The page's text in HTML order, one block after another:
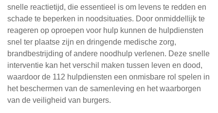
snelle reactietijd, die essentieel is om levens te redden en
schade te beperken in noodsituaties. Door onmiddellijk te
reageren op oproepen voor hulp kunnen de hulpdiensten
snel ter plaatse zijn en dringende medische zorg,
brandbestrijding of andere noodhulp verlenen. Deze snelle
interventie kan het verschil maken tussen leven en dood,
waardoor de 112 hulpdiensten een onmisbare rol spelen in
het beschermen van de samenleving en het waarborgen
van de veiligheid van burgers.